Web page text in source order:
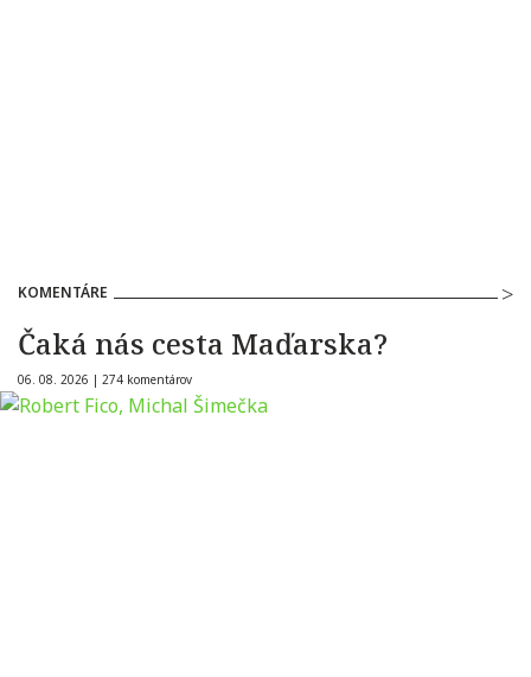
KOMENTÁRE
Čaká nás cesta Maďarska?
06. 08. 2026 | 274 komentárov